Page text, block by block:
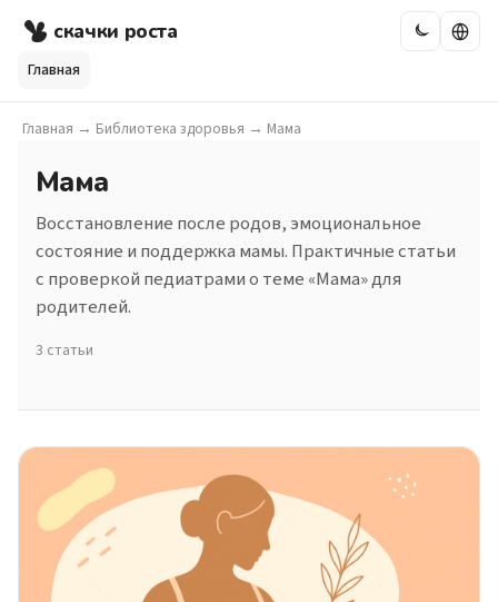
скачки роста
Главная
Главная → Библиотека здоровья → Мама
Мама
Восстановление после родов, эмоциональное
состояние и поддержка мамы. Практичные статьи
с проверкой педиатрами о теме «Мама» для
родителей.
3 статьи